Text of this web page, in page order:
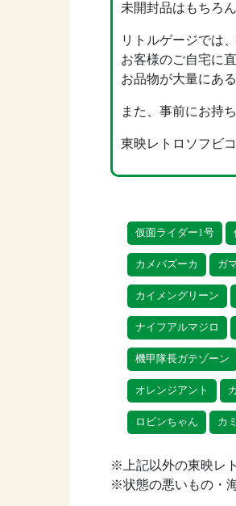
未開封品はもちろ
リトルゲージでは
お客様のご自宅に
お品物が大量にあ
また、事前にお持
東映レトロソフビ
仮面ライダー1号
カメバズーカ ガ
カイメングリーン
ナイフアルマジロ
機甲隊長ガテゾーン
オレンジアント
ロビンちゃん カ
※上記以外の東映レ
※状態の悪いもの・